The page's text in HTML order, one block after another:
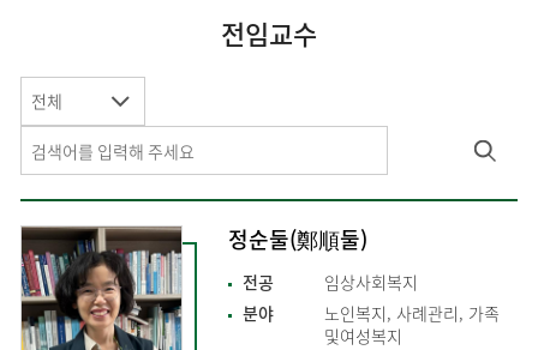
전임교수
전체
정순둘(鄭順둘)
전공
임상사회복지
분야
노인복지, 사례관리, 가족
및여성복지